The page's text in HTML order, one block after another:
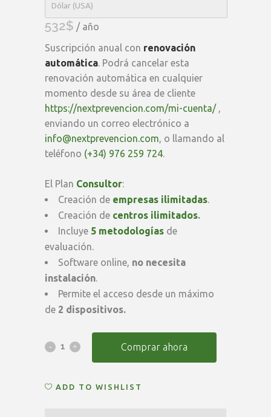
Dólar (USA)
532$ / año
Suscripción anual con renovación
automática. Podrá cancelar esta
renovación automática en cualquier
momento desde su área de cliente
https://nextprevencion.com/mi-cuenta/ ,
enviando un correo electrónico a
info@nextprevencion.com, o llamando al
teléfono (+34) 976 259 724.
El Plan Consultor:
Creación de empresas ilimitadas.
Creación de centros ilimitados.
Incluye 5 metodologías de
evaluación.
Software online, no necesita
instalación.
Permite el acceso desde un máximo
de 2 dispositivos.
Suscripción
PSICOsoft
Comprar ahora
ADD TO WISHLIST